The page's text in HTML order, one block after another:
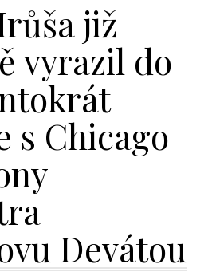
již
vyrazil do
s Chicago
Devátou